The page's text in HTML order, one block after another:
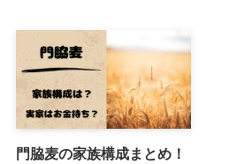
門脇麦の家族構成まとめ！